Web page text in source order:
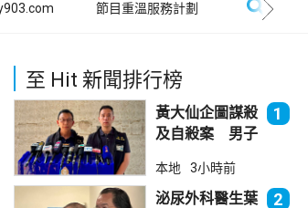
節目重溫服務計劃
WhatsApp
至 Hit 新聞排行榜
黃大仙企圖謀殺
及自殺案 男子
墮樓亡
1
本地 3小時前
泌尿外科醫生葉 2